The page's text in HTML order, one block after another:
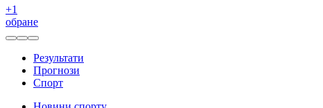
+1
обране
Результати
Прогнози
Спорт